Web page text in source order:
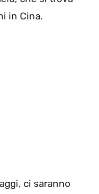
in Cina.
ci saranno